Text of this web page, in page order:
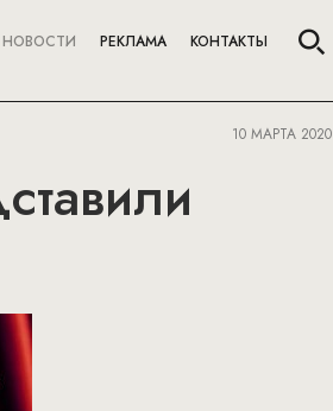
НОВОСТИ РЕКЛАМА КОНТАКТЫ
10 МАРТА 2020